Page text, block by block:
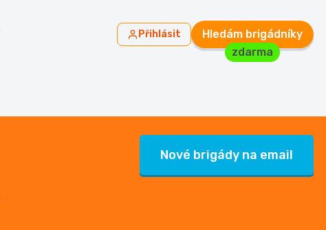
Přihlásit
Hledám brigádníky
zdarma
Nové brigády na email